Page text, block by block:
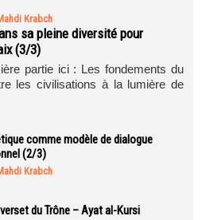
Krabch
sa pleine diversité pour
(3/3)
partie ici : Les fondements du
les civilisations à la lumière de
comme modèle de dialogue
(2/3)
Krabch
du Trône – Ayat al-Kursi